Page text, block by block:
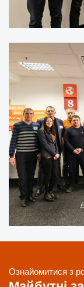
Ознайомитися з